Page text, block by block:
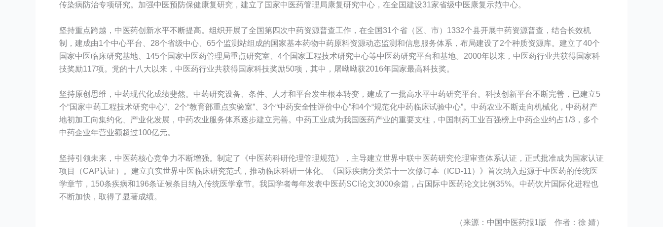
传染病防治专项研究。加强中医预防保健康复研究，建立了国家中医药管理局康复研究中心，在全国建设31家省级中医康复示范中心。
坚持重点跨越，中医药创新水平不断提高。组织开展了全国第四次中药资源普查工作，在全国31个省（区、市）1332个县开展中药资源普查，结合长效机
制，建成由1个中心平台、28个省级中心、65个监测站组成的国家基本药物中药原料资源动态监测和信息服务体系，布局建设了2个种质资源库。建立了40个
国家中医临床研究基地、145个国家中医药管理局重点研究室、4个国家工程技术研究中心等中医药研究平台和基地。2000年以来，中医药行业共获得国家科
技奖励117项。党的十八大以来，中医药行业共获得国家科技奖励50项，其中，屠呦呦获2016年国家最高科技奖。
坚持原创思维，中药现代化成绩斐然。中药研究设备、条件、人才和平台发生根本转变，建成了一批高水平中药研究平台。科技创新平台不断完善，已建立5
个“国家中药工程技术研究中心”、2个“教育部重点实验室”、3个“中药安全性评价中心”和4个“规范化中药临床试验中心”。中药农业不断走向机械化，中药材产
地初加工向集约化、产业化发展，中药农业服务体系逐步建立完善。中药工业成为我国医药产业的重要支柱，中国制药工业百强榜上中药企业约占1/3，多个
中药企业年营业额超过100亿元。
坚持引领未来，中医药核心竞争力不断增强。制定了《中医药科研伦理管理规范》，主导建立世界中联中医药研究伦理审查体系认证，正式批准成为国家认证
项目（CAP认证）。建立真实世界中医临床研究范式，推动临床科研一体化。《国际疾病分类第十一次修订本（ICD-11）》首次纳入起源于中医药的传统医
学章节，150条疾病和196条证候条目纳入传统医学章节。我国学者每年发表中医药SCI论文3000余篇，占国际中医药论文比例35%。中药饮片国际化进程也
不断加快，取得了显著成绩。
（来源：中国中医药报1版 作者：徐 婧）